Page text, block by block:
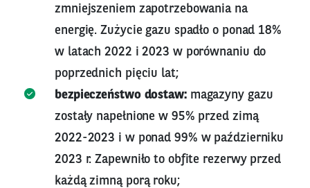
zmniejszeniem zapotrzebowania na
energię. Zużycie gazu spadło o ponad 18%
w latach 2022 i 2023 w porównaniu do
poprzednich pięciu lat;
bezpieczeństwo dostaw:magazyny gazu
zostały napełnione w 95% przed zimą
2022-2023 i w ponad 99% w październiku
2023 r. Zapewniło to obfite rezerwy przed
każdą zimną porą roku;